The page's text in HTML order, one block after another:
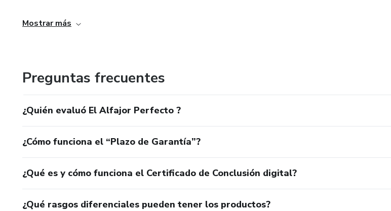
Bienvenid@s ❤️
Mostrar más
Preguntas frecuentes
¿Quién evaluó El Alfajor Perfecto ?
¿Cómo funciona el “Plazo de Garantía”?
¿Qué es y cómo funciona el Certificado de Conclusión digital?
¿Qué rasgos diferenciales pueden tener los productos?